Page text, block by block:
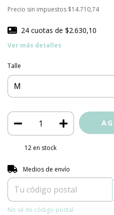
Precio sin impuestos $14.710,74
24 cuotas de $2.630,10
Ver más detalles
Talle
12 en stock
Entregas para el CP:
Medios de envío
No sé mi código postal